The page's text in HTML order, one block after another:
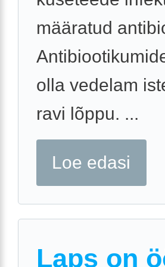
määratud
olla vedelam
ravi lõppu. ...
Loe edasi
Laps on